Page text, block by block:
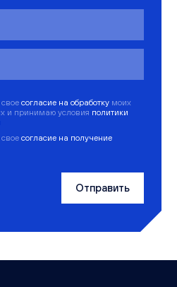
согласие на обработку моих
и принимаю условия политики
согласие на получение
Отправить